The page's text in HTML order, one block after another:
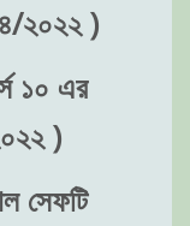
২০২২ )
১০ এর
)
সেফটি